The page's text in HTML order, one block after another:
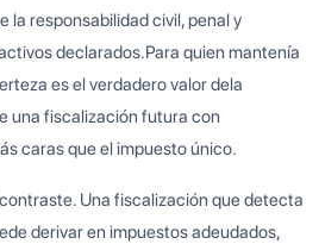
la responsabilidad civil, penal y
declarados.Para quien mantenía
es el verdadero valor dela
una fiscalización futura con
caras que el impuesto único.
Una fiscalización que detecta
derivar en impuestos adeudados,